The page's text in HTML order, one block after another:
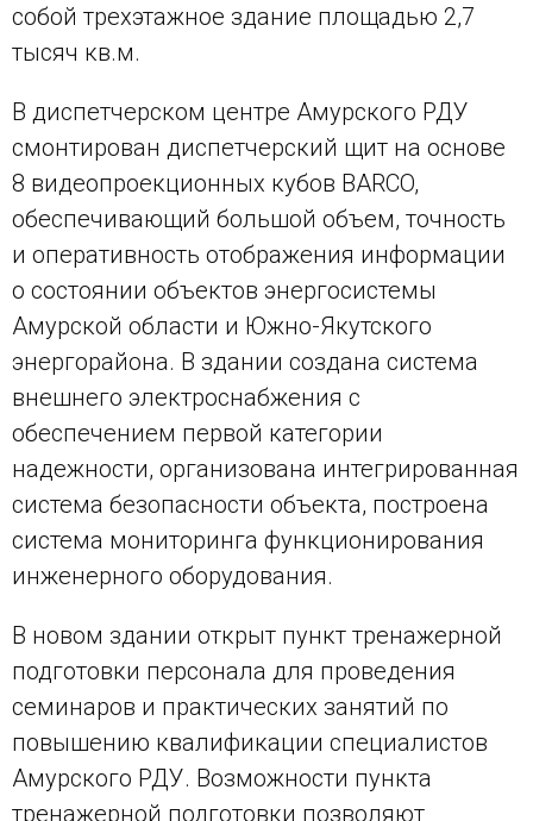
собой трехэтажное здание площадью 2,7
тысяч кв.м.
В диспетчерском центре Амурского РДУ
смонтирован диспетчерский щит на основе
8 видеопроекционных кубов BARCO,
обеспечивающий большой объем, точность
и оперативность отображения информации
о состоянии объектов энергосистемы
Амурской области и Южно-Якутского
энергорайона. В здании создана система
внешнего электроснабжения с
обеспечением первой категории
надежности, организована интегрированная
система безопасности объекта, построена
система мониторинга функционирования
инженерного оборудования.
В новом здании открыт пункт тренажерной
подготовки персонала для проведения
семинаров и практических занятий по
повышению квалификации специалистов
Амурского РДУ. Возможности пункта
тренажерной подготовки позволяют